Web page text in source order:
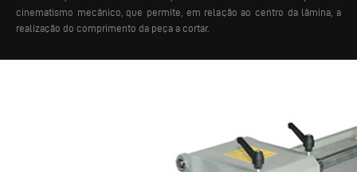
cinematismo mecânico, que permite, em relação ao centro da lâmina, a
realização do comprimento da peça a cortar.